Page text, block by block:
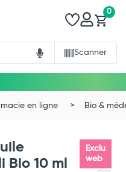
Scanner
0
en ligne Bio &
Exclu
web
Bio 10 ml